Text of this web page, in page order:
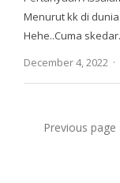
Menurut kk di
Hehe..Cuma
December 4, 2022
Posts
Previous page